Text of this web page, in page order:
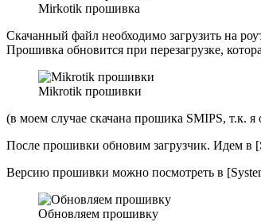
Mirkotik прошивка
Скачанный файл необходимо загрузить на
Прошивка обновится при перезагрузке,
Mikrotik прошивки
(в моем случае скачана прошика SMIPS, т.к.
После прошивки обновим загрузчик. Идем в
Версию прошивки можно посмотреть в
Обновляем прошивку